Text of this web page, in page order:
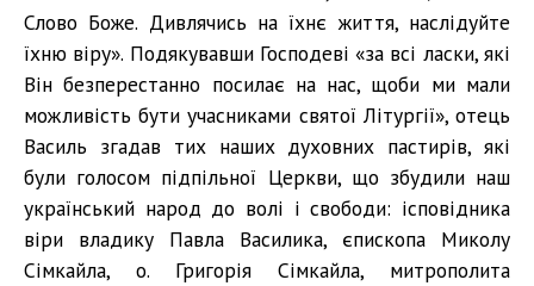
Слово Боже. Дивлячись на їхнє життя, наслідуйте
їхню віру». Подякувавши Господеві «за всі ласки, які
Він безперестанно посилає на нас, щоби ми мали
можливість бути учасниками святої Літургії», отець
Василь згадав тих наших духовних пастирів, які
були голосом підпільної Церкви, що збудили наш
український народ до волі і свободи: ісповідника
віри владику Павла Василика, єпископа Миколу
Сімкайла, о. Григорія Сімкайла, митрополита